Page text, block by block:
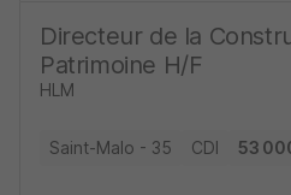
Directeur de la
Patrimoine H/F
HLM
Saint-Malo - 35 CDI 53